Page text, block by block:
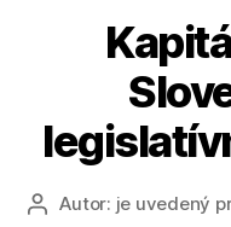
AutorAutor: je uvedený